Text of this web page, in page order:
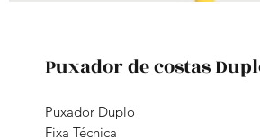
Puxador de costas
Puxador Duplo
Fixa Técnica